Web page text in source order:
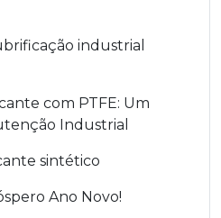
industrial
com PTFE: Um
Industrial
sintético
Ano Novo!